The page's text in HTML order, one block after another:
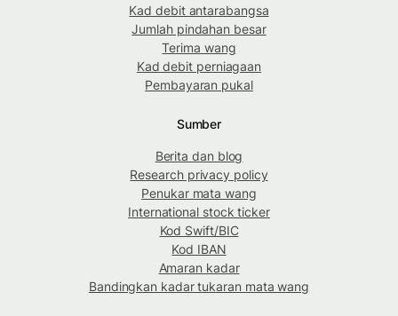
Kad debit antarabangsa
Jumlah pindahan besar
Terima wang
Kad debit perniagaan
Pembayaran pukal
Sumber
Berita dan blog
Research privacy policy
Penukar mata wang
International stock ticker
Kod Swift/BIC
Kod IBAN
Amaran kadar
Bandingkan kadar tukaran mata wang